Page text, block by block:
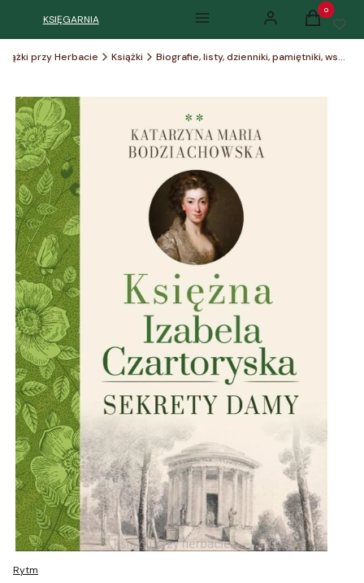
KSIĘGARNIA Menu Zaloguj się Produkty w
Koszyk
przy Herbacie Książki Biografie, listy, dzienniki, pamiętniki, wspomnienia, GENEALOGIA
Rytm